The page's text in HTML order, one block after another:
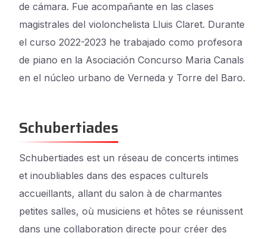
de cámara. Fue acompañante en las clases
magistrales del violonchelista Lluis Claret. Durante
el curso 2022-2023 he trabajado como profesora
de piano en la Asociación Concurso Maria Canals
en el núcleo urbano de Verneda y Torre del Baro.
Schubertiades
Schubertiades est un réseau de concerts intimes
et inoubliables dans des espaces culturels
accueillants, allant du salon à de charmantes
petites salles, où musiciens et hôtes se réunissent
dans une collaboration directe pour créer des